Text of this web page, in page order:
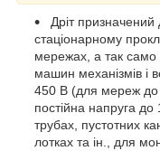
Дріт
стаціонарному
мережах, а так само
машин механізмів і
450 В (для мереж
постійна напруга
трубах, пустотних
лотках та ін., для